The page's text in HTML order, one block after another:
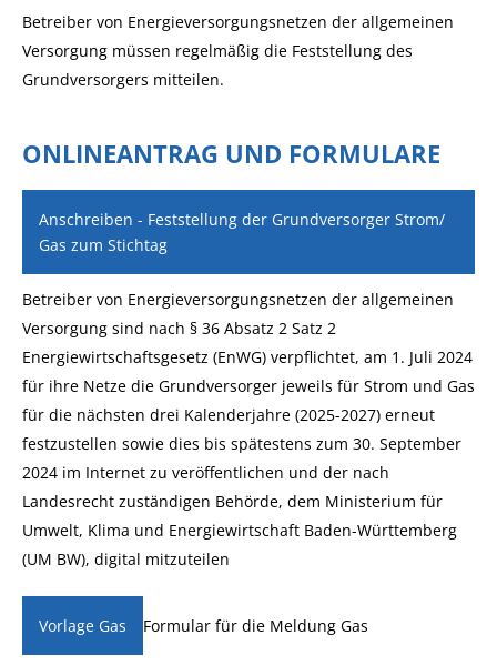
Betreiber von Energieversorgungsnetzen der allgemeinen
Versorgung müssen regelmäßig die Feststellung des
Grundversorgers mitteilen.
ONLINEANTRAG UND FORMULARE
Anschreiben - Feststellung der Grundversorger Strom/
Gas zum Stichtag
Betreiber von Energieversorgungsnetzen der allgemeinen
Versorgung sind nach § 36 Absatz 2 Satz 2
Energiewirtschaftsgesetz (EnWG) verpflichtet, am 1. Juli 2024
für ihre Netze die Grundversorger jeweils für Strom und Gas
für die nächsten drei Kalenderjahre (2025-2027) erneut
festzustellen sowie dies bis spätestens zum 30. September
2024 im Internet zu veröffentlichen und der nach
Landesrecht zuständigen Behörde, dem Ministerium für
Umwelt, Klima und Energiewirtschaft Baden-Württemberg
(UM BW), digital mitzuteilen
Vorlage Gas Formular für die Meldung Gas